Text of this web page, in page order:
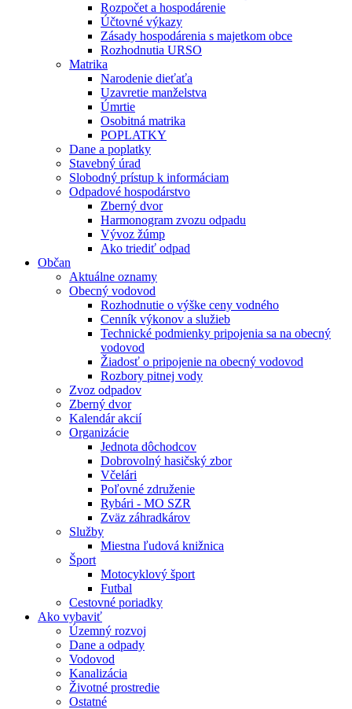
Rozpočet a hospodárenie
Účtovné výkazy
Zásady hospodárenia s majetkom obce
Rozhodnutia URSO
Matrika
Narodenie dieťaťa
Uzavretie manželstva
Úmrtie
Osobitná matrika
POPLATKY
Dane a poplatky
Stavebný úrad
Slobodný prístup k informáciam
Odpadové hospodárstvo
Zberný dvor
Harmonogram zvozu odpadu
Vývoz žúmp
Ako triediť odpad
Občan
Aktuálne oznamy
Obecný vodovod
Rozhodnutie o výške ceny vodného
Cenník výkonov a služieb
Technické podmienky pripojenia sa na obecný
vodovod
Žiadosť o pripojenie na obecný vodovod
Rozbory pitnej vody
Zvoz odpadov
Zberný dvor
Kalendár akcií
Organizácie
Jednota dôchodcov
Dobrovolný hasičský zbor
Včelári
Poľovné združenie
Rybári - MO SZR
Zväz záhradkárov
Služby
Miestna ľudová knižnica
Šport
Motocyklový šport
Futbal
Cestovné poriadky
Ako vybaviť
Územný rozvoj
Dane a odpady
Vodovod
Kanalizácia
Životné prostredie
Ostatné